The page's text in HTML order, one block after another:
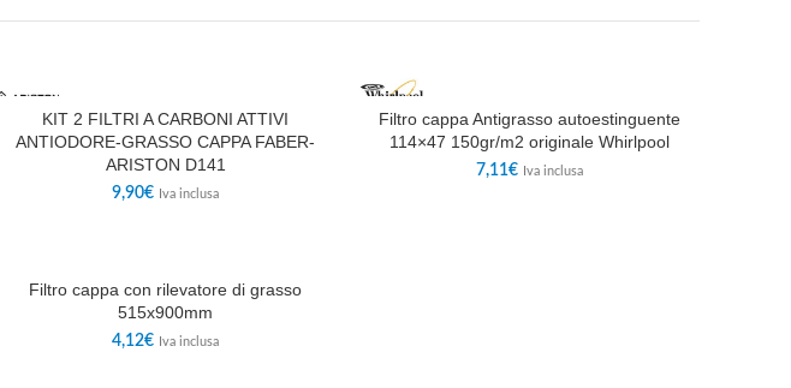
KIT 2 FILTRI A CARBONI ATTIVI
ANTIODORE-GRASSO CAPPA FABER-
ARISTON D141
9,90€ Iva inclusa
Filtro cappa Antigrasso autoestinguente
114×47 150gr/m2 originale Whirlpool
7,11€ Iva inclusa
Filtro cappa con rilevatore di grasso
515x900mm
4,12€ Iva inclusa